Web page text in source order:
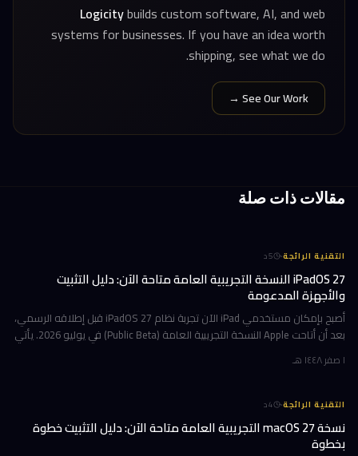
Logicitybuilds custom software, AI, and web
systems for businesses. If you have an idea worth
shipping, see what we do.
See Our Work →
مقالات ذات صلة
التقنية الرائجة·
5د
iPadOS 27 النسخة التجريبية العامة متاحة الآن: دليل التثبيت
والأجهزة المدعومة
أصبح بإمكان مستخدمي iPad الآن تجربة نظام iPadOS 27 قبل إطلاقه الرسمي،
بعد أن أتاحت Apple النسخة التجريبية العامة (Public Beta) في يوليو 2026. يأتي
١ صفر ١٤٤٨ هـ
التقنية الرائجة·
4د
نسخة macOS 27 التجريبية العامة متاحة الآن: دليل التثبيت خطوة
بخطوة